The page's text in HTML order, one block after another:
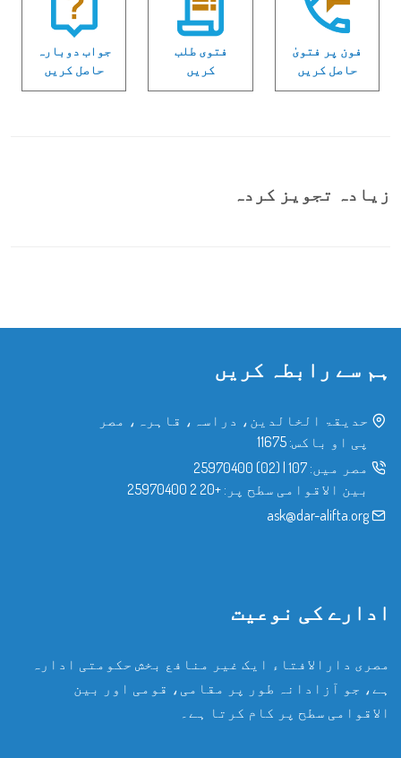
فون پر فتویٰ
حاصل کریں
فتوی طلب
کریں
جواب دوبارہ
حاصل کریں
زیادہ تجویز کردہ
ہم سے رابطہ کریں
حدیقۃ الخالدین، دراسہ، قاہرہ، مصر
پی او باکس: 11675
مصر میں: 107
|
(02) 25970400
بین الاقوامی سطح پر: +20 2 25970400
ask@dar-alifta.org
ادارے کی نوعیت
مصری دارالافتاء ایک غیر منافع بخش حکومتی ادارہ
ہے، جو آزادانہ طور پر مقامی، قومی اور بین
الاقوامی سطح پر کام کرتا ہے۔